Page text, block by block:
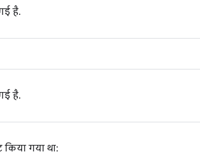
है.
है.
गया था: